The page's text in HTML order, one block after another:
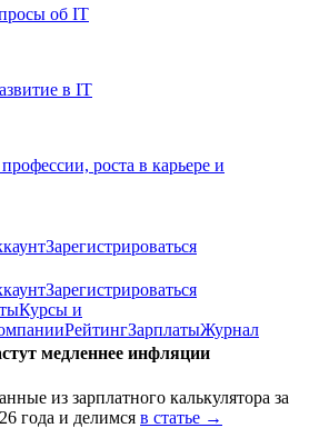
об IT
в IT
роста в карьере и
Зарегистрироваться
Зарегистрироваться
Курсы и
РейтингЗарплатыЖурнал
медленнее инфляции
из зарплатного калькулятора за
года и делимся в статье →